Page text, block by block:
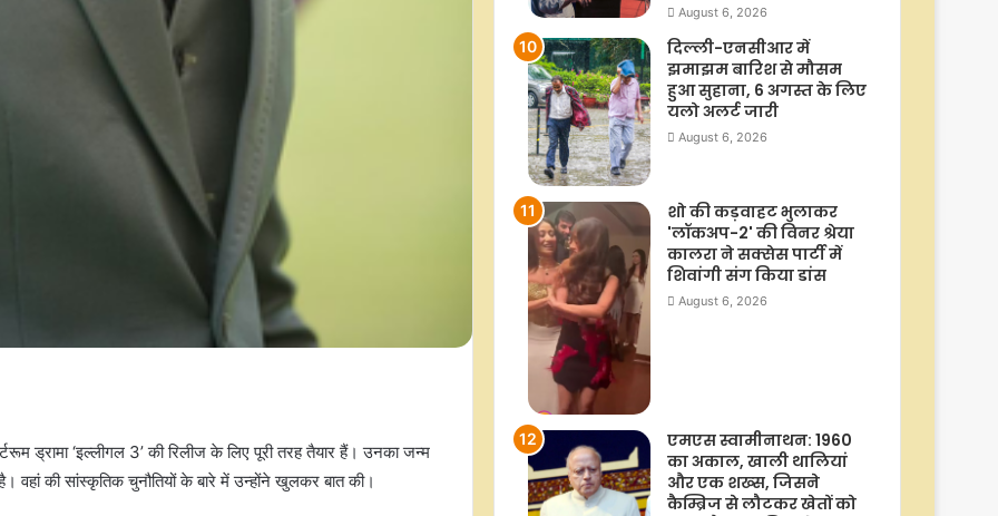
ड्रामा ‘इल्लीगल 3’ की रिलीज के लिए पूरी तरह तैयार हैं। उनका जन्म
वहां की सांस्कृतिक चुनौतियों के बारे में उन्होंने खुलकर बात की।
August 6, 2026
दिल्ली-एनसीआर में
झमाझम बारिश से मौसम
हुआ सुहाना, 6 अगस्त के लिए
यलो अलर्ट जारी
August 6, 2026
शो की कड़वाहट भुलाकर
'लॉकअप-2' की विनर श्रेया
कालरा ने सक्सेस पार्टी में
शिवांगी संग किया डांस
August 6, 2026
एमएस स्वामीनाथन: 1960
का अकाल, खाली थालियां
और एक शख्स, जिसने
कैम्ब्रिज से लौटकर खेतों को